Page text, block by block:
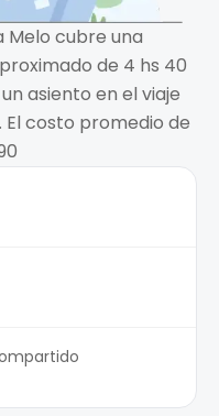
Melo cubre una
de 4 hs 40
asiento en el viaje
costo promedio de